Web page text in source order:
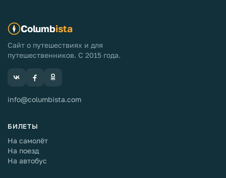
Columbista
Сайт о путешествиях и для
путешественников. С 2015 года.
info@columbista.com
БИЛЕТЫ
На самолёт
На поезд
На автобус